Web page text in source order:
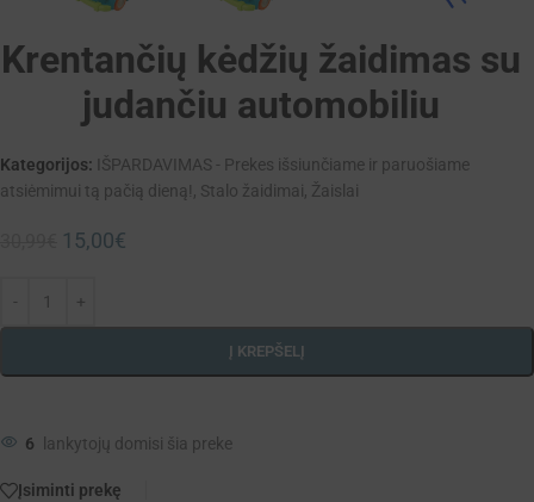
Krentančių kėdžių žaidimas su
judančiu automobiliu
Kategorijos: IŠPARDAVIMAS - Prekes išsiunčiame ir paruošiame
atsiėmimui tą pačią dieną!, Stalo žaidimai, Žaislai
15,00€
Į KREPŠELĮ
6 lankytojų domisi šia preke
Įsiminti prekę